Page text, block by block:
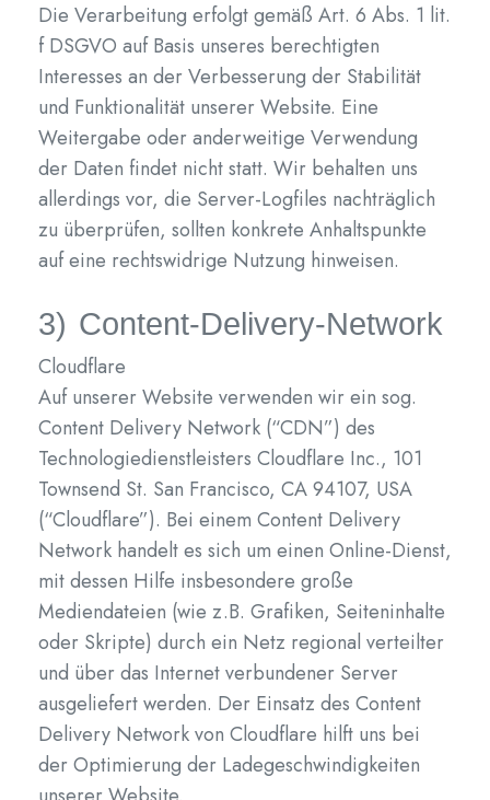
Die Verarbeitung erfolgt gemäß Art. 6 Abs. 1 lit.
f DSGVO auf Basis unseres berechtigten
Interesses an der Verbesserung der Stabilität
und Funktionalität unserer Website. Eine
Weitergabe oder anderweitige Verwendung
der Daten findet nicht statt. Wir behalten uns
allerdings vor, die Server-Logfiles nachträglich
zu überprüfen, sollten konkrete Anhaltspunkte
auf eine rechtswidrige Nutzung hinweisen.
3) Content-Delivery-Network
Cloudflare
Auf unserer Website verwenden wir ein sog.
Content Delivery Network (“CDN”) des
Technologiedienstleisters Cloudflare Inc., 101
Townsend St. San Francisco, CA 94107, USA
(“Cloudflare”). Bei einem Content Delivery
Network handelt es sich um einen Online-Dienst,
mit dessen Hilfe insbesondere große
Mediendateien (wie z.B. Grafiken, Seiteninhalte
oder Skripte) durch ein Netz regional verteilter
und über das Internet verbundener Server
ausgeliefert werden. Der Einsatz des Content
Delivery Network von Cloudflare hilft uns bei
der Optimierung der Ladegeschwindigkeiten